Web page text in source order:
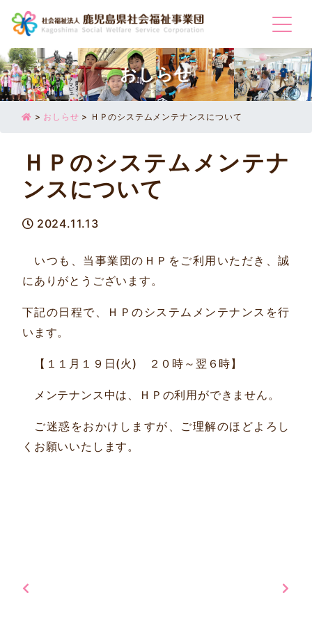
おしらせ
> おしらせ > ＨＰのシステムメンテナンスについて
ＨＰのシステムメンテナ
ンスについて
2024.11.13
いつも、当事業団のＨＰをご利用いただき、誠
にありがとうございます。
下記の日程で、ＨＰのシステムメンテナンスを行
います。
【１１月１９日(火) ２０時～翌６時】
メンテナンス中は、ＨＰの利用ができません。
ご迷惑をおかけしますが、ご理解のほどよろし
くお願いいたします。